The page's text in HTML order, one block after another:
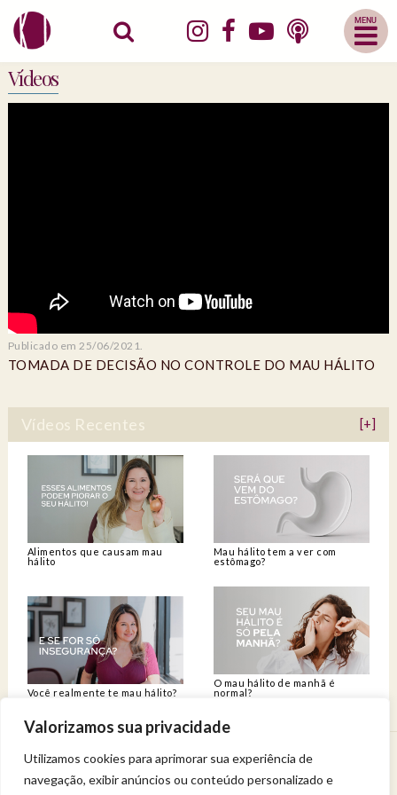
Valorizamos sua privacidade
Utilizamos cookies para aprimorar sua experiência de
navegação, exibir anúncios ou conteúdo personalizado e
Abrir
Menu
Mobile
Vídeos
Publicado em 25/06/2021.
TOMADA DE DECISÃO NO CONTROLE DO MAU HÁLITO
Vídeos Recentes [+]
Alimentos que causam mau
hálito
Mau hálito tem a ver com
estômago?
Você realmente te mau hálito?
O mau hálito de manhã é
normal?
Venha viver uma experiência de bem-estar.
Entregue a sua saúde a uma profissional qualificada.